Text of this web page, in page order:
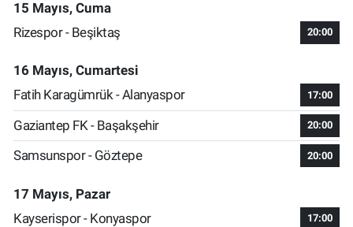
15 Mayıs, Cuma
Rizespor - Beşiktaş
20:00
16 Mayıs, Cumartesi
Fatih Karagümrük - Alanyaspor
17:00
Gaziantep FK - Başakşehir 20:00
Samsunspor - Göztepe 20:00
17 Mayıs, Pazar
Kayserispor - Konyaspor
17:00